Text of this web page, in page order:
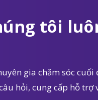
tôi
gia chăm sóc
hỏi, cung cấp hỗ trợ